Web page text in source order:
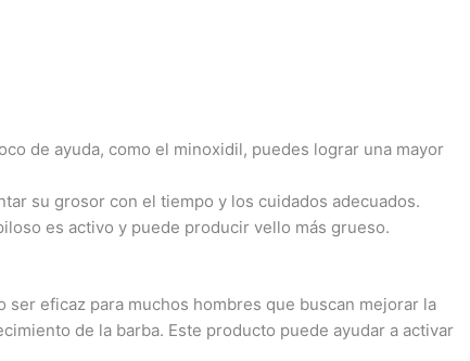
de ayuda, como el minoxidil, puedes lograr una mayor
su grosor con el tiempo y los cuidados adecuados.
es activo y puede producir vello más grueso.
eficaz para muchos hombres que buscan mejorar la
de la barba. Este producto puede ayudar a activar